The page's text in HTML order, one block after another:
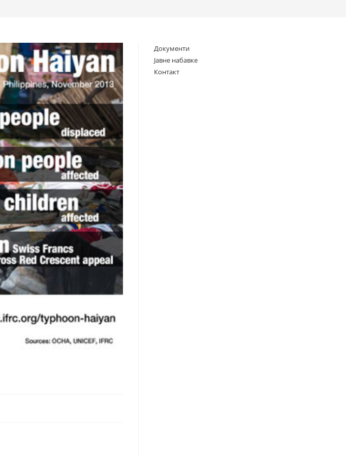
Документи
Јавне набавке
Контакт